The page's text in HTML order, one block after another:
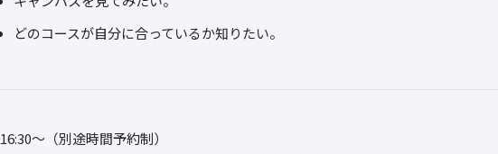
どのコースが自分に合っているか知りたい。
16:30～（別途時間予約制）